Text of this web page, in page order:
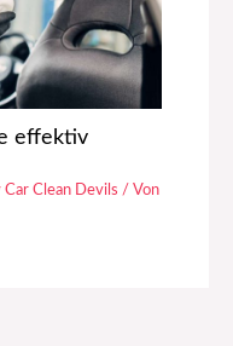
effektiv
Clean Devils / Von